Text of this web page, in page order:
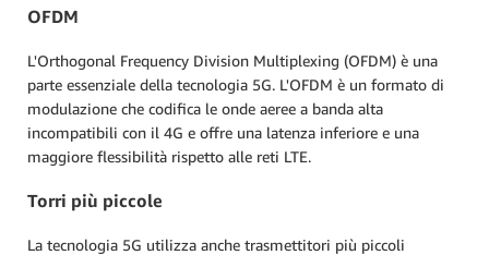
OFDM
L'Orthogonal Frequency Division Multiplexing (OFDM) è una
parte essenziale della tecnologia 5G. L'OFDM è un formato di
modulazione che codifica le onde aeree a banda alta
incompatibili con il 4G e offre una latenza inferiore e una
maggiore flessibilità rispetto alle reti LTE.
Torri più piccole
La tecnologia 5G utilizza anche trasmettitori più piccoli